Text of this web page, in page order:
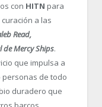
con HITN para
a las
Read,
de Mercy Ships.
que impulsa a
de todo
duradero que